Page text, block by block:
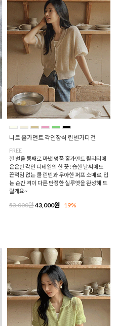
니르 홀가먼트 각인장식 린넨가디건
FREE
한 벌을 통째로 짜낸 명품 홀가먼트 퀄리티에
은은한 각인 디테일의 한 끗! 습한 날씨에도
끈적임 없는 쿨 린넨과 우아한 퍼프 소매로, 입
는 순간 격이 다른 단정한 실루엣을 완성해 드
릴게요~
53,000원43,000원 19%